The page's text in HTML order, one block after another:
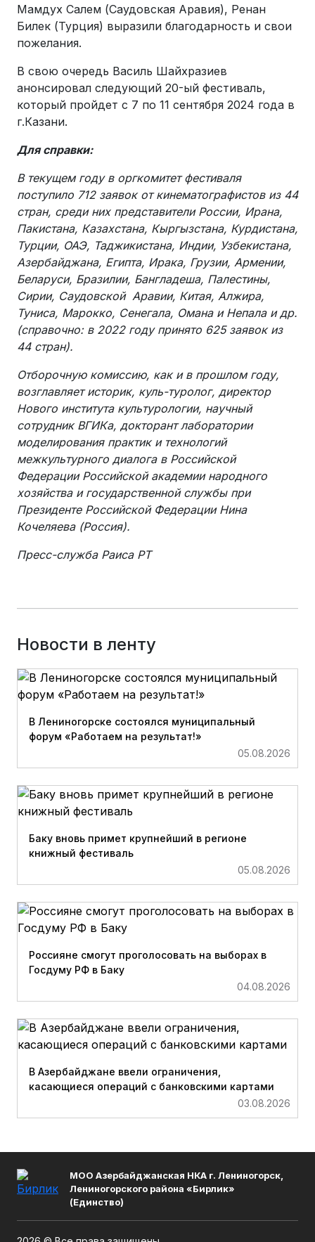
Мамдух Салем (Саудовская Аравия), Ренан
Билек (Турция) выразили благодарность и свои
пожелания.
В свою очередь Василь Шайхразиев
анонсировал следующий 20-ый фестиваль,
который пройдет с 7 по 11 сентября 2024 года в
г.Казани.
Для справки:
В текущем году в оргкомитет фестиваля
поступило 712 заявок от кинематографистов из 44
стран, среди них представители России, Ирана,
Пакистана, Казахстана, Кыргызстана, Курдистана,
Турции, ОАЭ, Таджикистана, Индии, Узбекистана,
Азербайджана, Египта, Ирака, Грузии, Армении,
Беларуси, Бразилии, Бангладеша, Палестины,
Сирии, Саудовской Аравии, Китая, Алжира,
Туниса, Марокко, Сенегала, Омана и Непала и др.
(справочно: в 2022 году принято 625 заявок из
44 стран).
Отборочную комиссию, как и в прошлом году,
возглавляет историк, куль-туролог, директор
Нового института культурологии, научный
сотрудник ВГИКа, докторант лаборатории
моделирования практик и технологий
межкультурного диалога в Российской
Федерации Российской академии народного
хозяйства и государственной службы при
Президенте Российской Федерации Нина
Кочеляева (Россия).
Пресс-служба Раиса РТ
Новости в ленту
В Лениногорске состоялся муниципальный
форум «Работаем на результат!»
05.08.2026
Баку вновь примет крупнейший в регионе
книжный фестиваль
05.08.2026
Россияне смогут проголосовать на выборах в
Госдуму РФ в Баку
04.08.2026
В Азербайджане ввели ограничения,
касающиеся операций с банковскими картами
03.08.2026
МОО Азербайджанская НКА г. Лениногорск,
Лениногорского района «Бирлик»
(Единство)